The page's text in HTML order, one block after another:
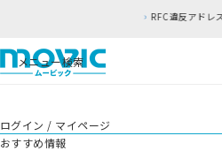
RFC違反アドレスの
メニュー検索
ログイン / マイページ
おすすめ情報